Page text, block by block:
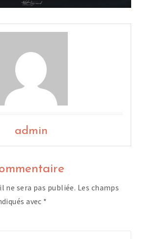
admin
ne sera pas publiée. Les champs
avec *